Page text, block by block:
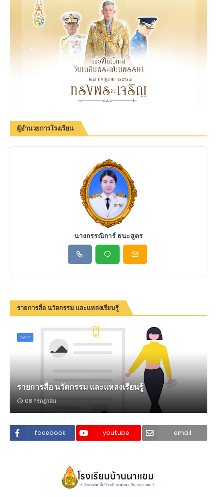
ผู้อำนวยการโรงเรียน
นางกรรณิการ์ ธนะสูตร
รายการสื่อ นวัตกรรม และแหล่งเรียนรู้
best
รายการสื่อ นวัตกรรม และแหล่งเรียนรู้
08 กรกฎาคม
facebook youtube email